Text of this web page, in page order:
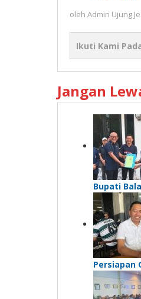
oleh Admin Ujung
Ikuti Kami
Jangan
Bupati
Persiapan